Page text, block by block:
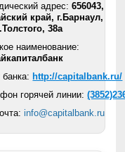
адрес:656043,
край, г.Барнаул,
38а
наименование:
http://capitalbank.ru/
горячей линии:
info@capitalbank.ru